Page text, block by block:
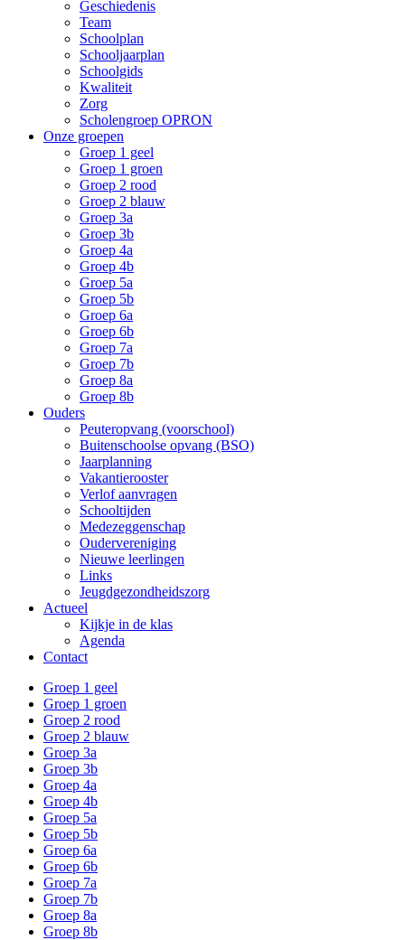
Geschiedenis
Team
Schoolplan
Schooljaarplan
Schoolgids
Kwaliteit
Zorg
Scholengroep OPRON
Onze groepen
Groep 1 geel
Groep 1 groen
Groep 2 rood
Groep 2 blauw
Groep 3a
Groep 3b
Groep 4a
Groep 4b
Groep 5a
Groep 5b
Groep 6a
Groep 6b
Groep 7a
Groep 7b
Groep 8a
Groep 8b
Ouders
Peuteropvang (voorschool)
Buitenschoolse opvang (BSO)
Jaarplanning
Vakantierooster
Verlof aanvragen
Schooltijden
Medezeggenschap
Oudervereniging
Nieuwe leerlingen
Links
Jeugdgezondheidszorg
Actueel
Kijkje in de klas
Agenda
Contact
Groep 1 geel
Groep 1 groen
Groep 2 rood
Groep 2 blauw
Groep 3a
Groep 3b
Groep 4a
Groep 4b
Groep 5a
Groep 5b
Groep 6a
Groep 6b
Groep 7a
Groep 7b
Groep 8a
Groep 8b